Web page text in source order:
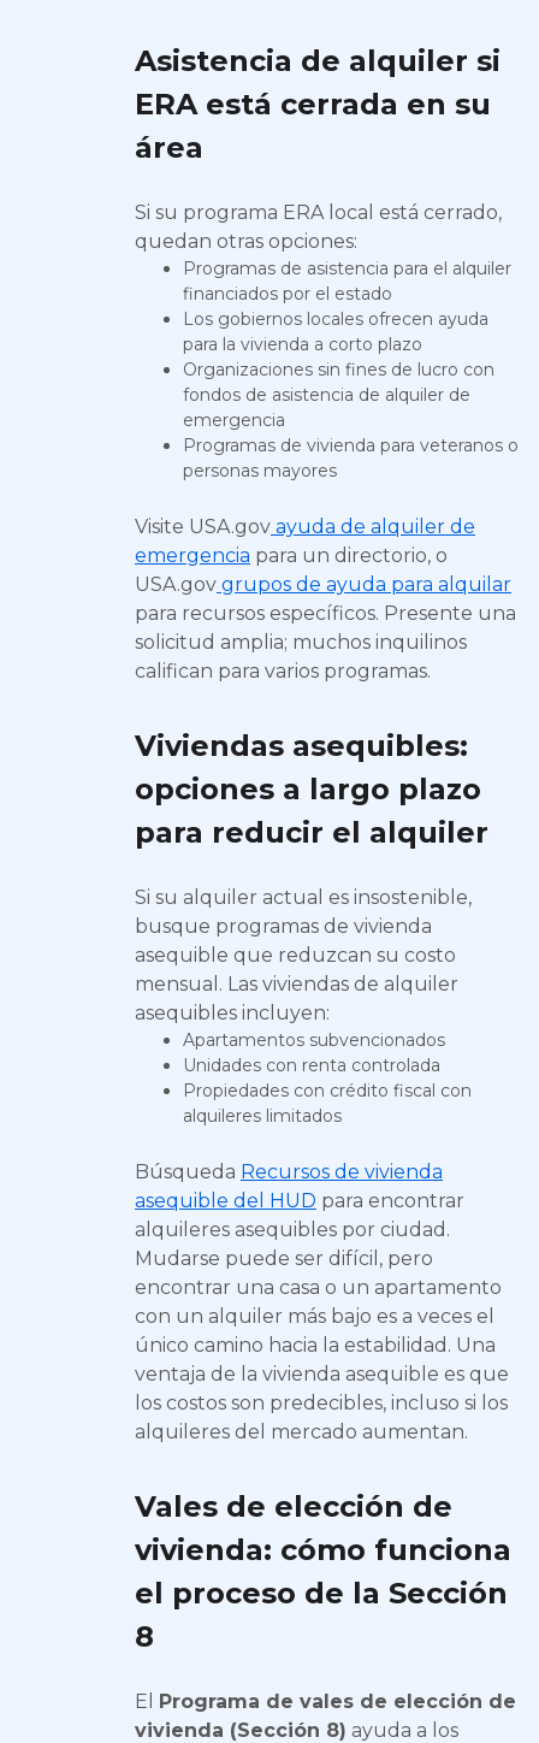
Asistencia de alquiler si
ERA está cerrada en su
área
Si su programa ERA local está cerrado,
quedan otras opciones:
Programas de asistencia para el alquiler
financiados por el estado
Los gobiernos locales ofrecen ayuda
para la vivienda a corto plazo
Organizaciones sin fines de lucro con
fondos de asistencia de alquiler de
emergencia
Programas de vivienda para veteranos o
personas mayores
Visite USA.gov ayuda de alquiler de
emergencia para un directorio, o
USA.gov grupos de ayuda para alquilar
para recursos específicos. Presente una
solicitud amplia; muchos inquilinos
califican para varios programas.
Viviendas asequibles:
opciones a largo plazo
para reducir el alquiler
Si su alquiler actual es insostenible,
busque programas de vivienda
asequible que reduzcan su costo
mensual. Las viviendas de alquiler
asequibles incluyen:
Apartamentos subvencionados
Unidades con renta controlada
Propiedades con crédito fiscal con
alquileres limitados
Búsqueda Recursos de vivienda
asequible del HUD para encontrar
alquileres asequibles por ciudad.
Mudarse puede ser difícil, pero
encontrar una casa o un apartamento
con un alquiler más bajo es a veces el
único camino hacia la estabilidad. Una
ventaja de la vivienda asequible es que
los costos son predecibles, incluso si los
alquileres del mercado aumentan.
Vales de elección de
vivienda: cómo funciona
el proceso de la Sección
8
El Programa de vales de elección de
vivienda (Sección 8) ayuda a los